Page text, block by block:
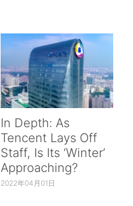
In Depth: As
Tencent Lays Off
Staff, Is Its ‘Winter’
Approaching?
2022年04月01日